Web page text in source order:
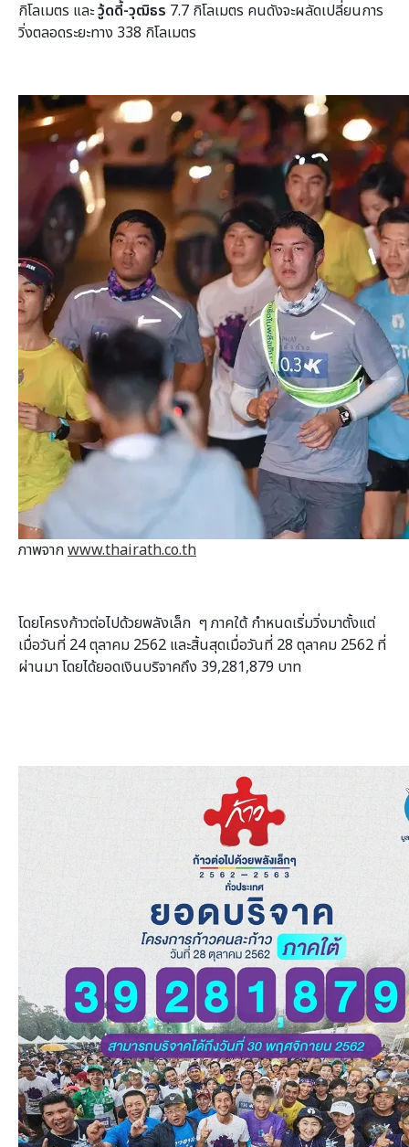
กิโลเมตร และวู้ดดี้-วุฒิธร 7.7 กิโลเมตร คนดังจะผลัดเปลี่ยนการ
วิ่งตลอดระยะทาง 338 กิโลเมตร
ภาพจากwww.thairath.co.th
โดยโครงก้าวต่อไปด้วยพลังเล็ก ๆ ภาคใต้ กำหนดเริ่มวิ่งมาตั้งแต่
เมื่อวันที่ 24 ตุลาคม 2562 และสิ้นสุดเมื่อวันที่ 28 ตุลาคม 2562 ที่
ผ่านมา โดยได้ยอดเงินบริจาคถึง 39,281,879 บาท